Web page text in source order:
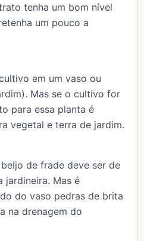
tenha um bom nível
um pouco a
em um vaso ou
Mas se o cultivo for
para essa planta é
vegetal e terra de jardim.
de frade deve ser de
jardineira. Mas é
do vaso pedras de brita
na drenagem do